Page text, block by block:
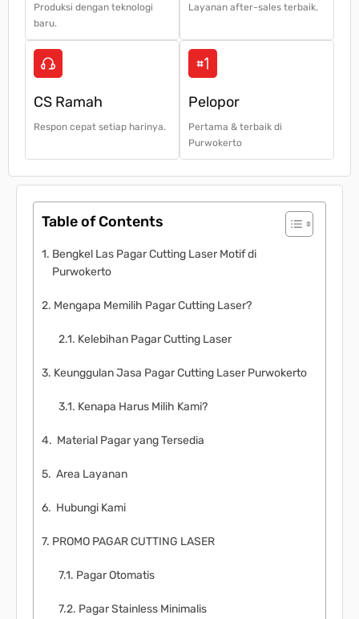
Table of Contents
Bengkel Las Pagar Cutting Laser Motif di
Purwokerto
Mengapa Memilih Pagar Cutting Laser?
Kelebihan Pagar Cutting Laser
Keunggulan Jasa Pagar Cutting Laser Purwokerto
Kenapa Harus Milih Kami?
Material Pagar yang Tersedia
Area Layanan
Hubungi Kami
PROMO PAGAR CUTTING LASER
Pagar Otomatis
Pagar Stainless Minimalis
Produksi dengan teknologi
baru.
Layanan after-sales terbaik.
CS Ramah
Respon cepat setiap harinya.
Pelopor
Pertama & terbaik di
Purwokerto